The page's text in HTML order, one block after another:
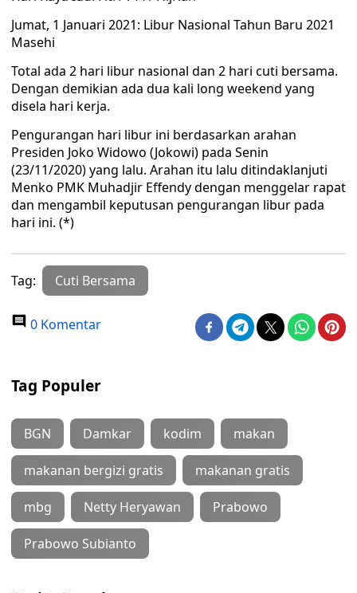
Jumat, 1 Januari 2021: Libur Nasional Tahun Baru 2021
Masehi
Total ada 2 hari libur nasional dan 2 hari cuti bersama.
Dengan demikian ada dua kali long weekend yang
disela hari kerja.
Pengurangan hari libur ini berdasarkan arahan
Presiden Joko Widowo (Jokowi) pada Senin
(23/11/2020) yang lalu. Arahan itu lalu ditindaklanjuti
Menko PMK Muhadjir Effendy dengan menggelar rapat
dan mengambil keputusan pengurangan libur pada
hari ini. (*)
Tag: Cuti Bersama
0 Komentar
Tag Populer
BGN Damkar kodim makan
makanan bergizi gratis makanan gratis
mbg Netty Heryawan Prabowo
Prabowo Subianto